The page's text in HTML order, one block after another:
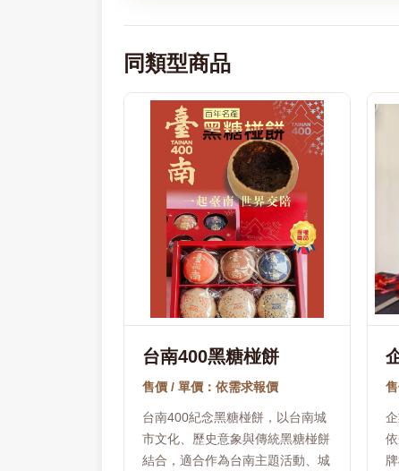
同類型商品
台南400黑糖椪餅
售價 / 單價：依需求報價
台南400紀念黑糖椪餅，以台南城
市文化、歷史意象與傳統黑糖椪餅
結合，適合作為台南主題活動、城